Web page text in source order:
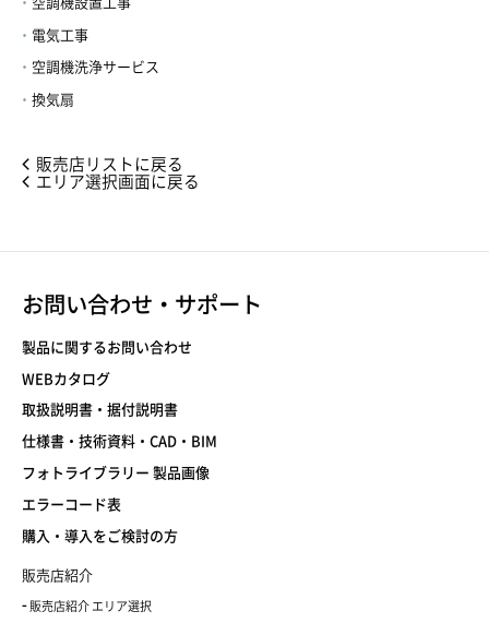
空調機設置工事
電気工事
空調機洗浄サービス
換気扇
販売店リストに戻る
エリア選択画面に戻る
お問い合わせ・サポート
製品に関するお問い合わせ
WEBカタログ
取扱説明書・据付説明書
仕様書・技術資料・CAD・BIM
フォトライブラリー 製品画像
エラーコード表
購入・導入をご検討の方
販売店紹介
販売店紹介 エリア選択